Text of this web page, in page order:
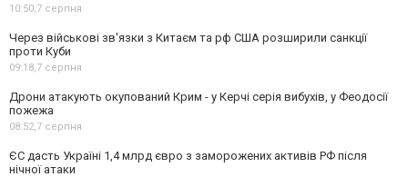
10:50,7 серпня
Через військові зв'язки з Китаєм та рф США розширили санкції
проти Куби
09:18,7 серпня
Дрони атакують окупований Крим - у Керчі серія вибухів, у Феодосії
пожежа
08:52,7 серпня
ЄС дасть Україні 1,4 млрд євро з заморожених активів РФ після
нічної атаки